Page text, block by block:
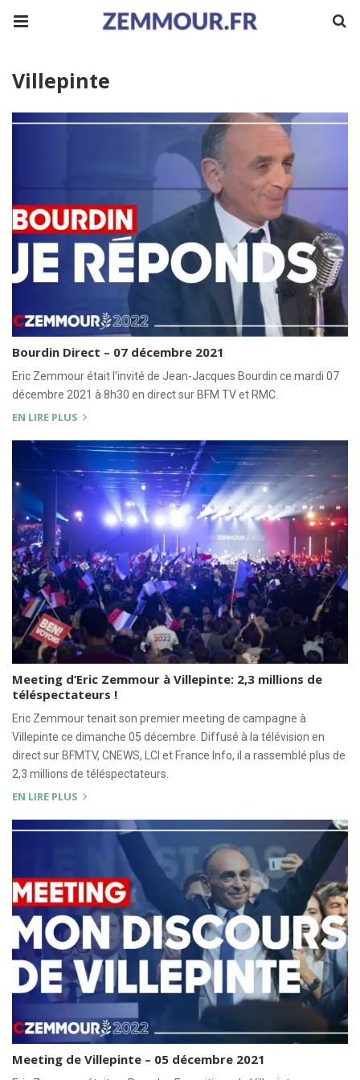
Villepinte
Bourdin Direct – 07 décembre 2021
Eric Zemmour était l’invité de Jean-Jacques Bourdin ce mardi 07
décembre 2021 à 8h30 en direct sur BFM TV et RMC.
EN LIRE PLUS
Meeting d’Eric Zemmour à Villepinte: 2,3 millions de
téléspectateurs !
Eric Zemmour tenait son premier meeting de campagne à
Villepinte ce dimanche 05 décembre. Diffusé à la télévision en
direct sur BFMTV, CNEWS, LCI et France Info, il a rassemblé plus de
2,3 millions de téléspectateurs.
EN LIRE PLUS
Meeting de Villepinte – 05 décembre 2021